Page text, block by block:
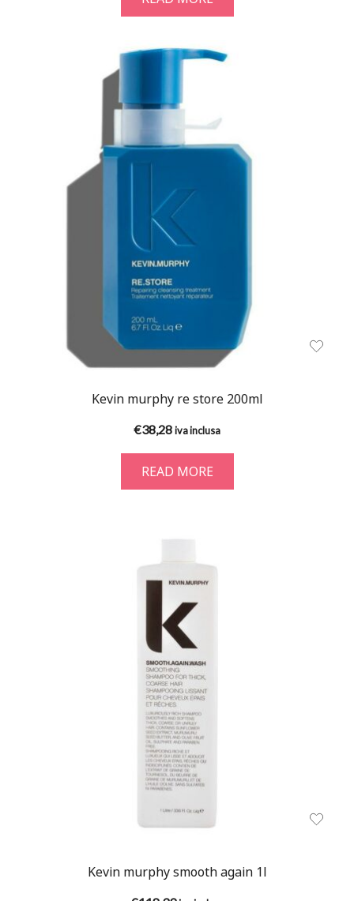
Kevin murphy re store 200ml
€38,28iva inclusa
READ MORE
Kevin murphy smooth again 1l